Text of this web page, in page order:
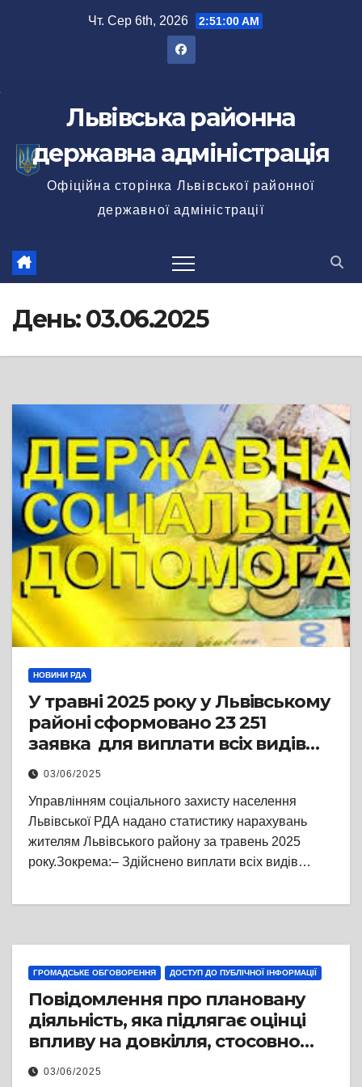
Чт. Сер 6th, 2026 2:51:01 AM
Львівська районна
державна адміністрація
Офіційна сторінка Львівської районної
державної адміністрації
День:03.06.2025
НОВИНИ РДА
У травні 2025 року у Львівському
районі сформовано 23 251
заявка для виплати всіх видів
державних соціальних допомог
03/06/2025
Управлінням соціального захисту населення
Львівської РДА надано статистику нарахувань
жителям Львівського району за травень 2025
року.Зокрема:– Здійснено виплати всіх видів…
ГРОМАДСЬКЕ ОБГОВОРЕННЯ ДОСТУП ДО ПУБЛІЧНОЇ ІНФОРМАЦІЇ
Повідомлення про плановану
діяльність, яка підлягає оцінці
впливу на довкілля, стосовно
планованої діяльності
03/06/2025